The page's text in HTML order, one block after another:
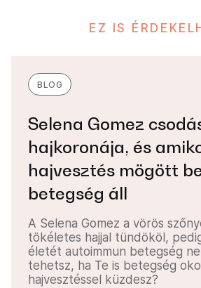
EZ IS
BLOG
Selena Gomez
hajkoronája, és
hajvesztés mögött
betegség áll
A Selena Gomez a vörös
tökéletes hajjal tündököl,
életét autoimmun betegség
tehetsz, ha Te is betegség
hajvesztéssel küzdesz?